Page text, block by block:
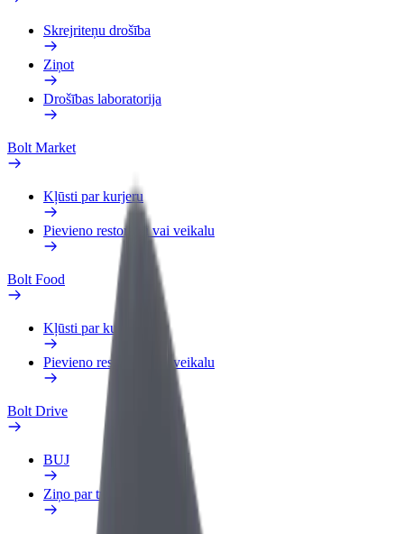
Skrejriteņu drošība
Ziņot
Drošības laboratorija
Bolt Market
Kļūsti par kurjeru
Pievieno restorānu vai veikalu
Bolt Food
Kļūsti par kurjeru
Pievieno restorānu vai veikalu
Bolt Drive
BUJ
Ziņo par transportlīdzekli